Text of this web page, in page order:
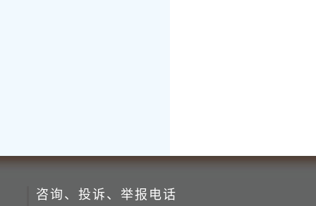
咨询、投诉、举报电话